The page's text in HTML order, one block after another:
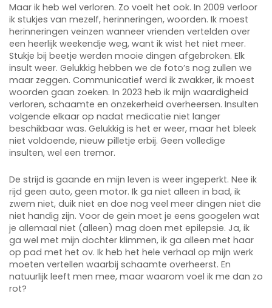
Maar ik heb wel verloren. Zo voelt het ook. In 2009 verloor
ik stukjes van mezelf, herinneringen, woorden. Ik moest
herinneringen veinzen wanneer vrienden vertelden over
een heerlijk weekendje weg, want ik wist het niet meer.
Stukje bij beetje werden mooie dingen afgebroken. Elk
insult weer. Gelukkig hebben we de foto’s nog zullen we
maar zeggen. Communicatief werd ik zwakker, ik moest
woorden gaan zoeken. In 2023 heb ik mijn waardigheid
verloren, schaamte en onzekerheid overheersen. Insulten
volgende elkaar op nadat medicatie niet langer
beschikbaar was. Gelukkig is het er weer, maar het bleek
niet voldoende, nieuw pilletje erbij. Geen volledige
insulten, wel een tremor.
De strijd is gaande en mijn leven is weer ingeperkt. Nee ik
rijd geen auto, geen motor. Ik ga niet alleen in bad, ik
zwem niet, duik niet en doe nog veel meer dingen niet die
niet handig zijn. Voor de gein moet je eens googelen wat
je allemaal niet (alleen) mag doen met epilepsie. Ja, ik
ga wel met mijn dochter klimmen, ik ga alleen met haar
op pad met het ov. Ik heb het hele verhaal op mijn werk
moeten vertellen waarbij schaamte overheerst. En
natuurlijk leeft men mee, maar waarom voel ik me dan zo
rot?